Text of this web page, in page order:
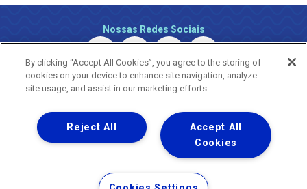
Nossas Redes Sociais
Uma empresa
Copyright ® 2026 - Todos os Direitos Reservados.
Nossa natureza movimenta a vida
Termos Gerais de Uso de Sites e Aplicativos
By clicking “Accept All Cookies”, you agree to the storing of
cookies on your device to enhance site navigation, analyze
site usage, and assist in our marketing efforts.
Accept All
Cookies
Reject All